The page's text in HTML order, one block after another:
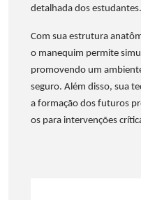
detalhada dos estudantes.
Com sua estrutura
o manequim permite
promovendo um
seguro. Além disso, sua
a formação dos futuros
os para intervenções